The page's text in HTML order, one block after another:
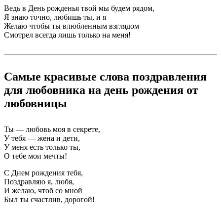
Ведь в День рожденья твой мы будем рядом,
Я знаю точно, любишь ты, и я
Желаю чтобы ты влюбленным взглядом
Смотрел всегда лишь только на меня!
Самые красивые слова поздравления
для любовника на день рождения от
любовницы
Ты — любовь моя в секрете,
У тебя — жена и дети,
У меня есть только ты,
О тебе мои мечты!
С Днем рождения тебя,
Поздравляю я, любя,
И желаю, чтоб со мной
Был ты счастлив, дорогой!